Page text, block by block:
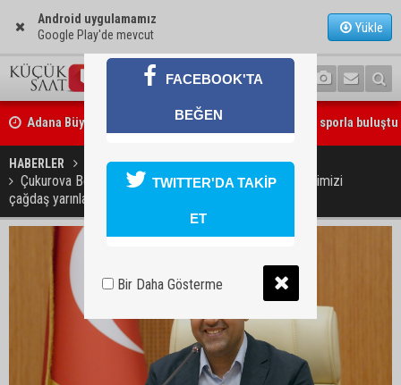
Android uygulamamız
Google Play'de mevcut
Yükle
Adana Büyükşehir Yaz Spor Okulları’nda 30 bin çocuk sporla buluştu
Beşiktaş dosyasında iki tahliye: Özcan Zenger ve Utku Caner
bırakıldı
HABERLER GÜNDEM
Çukurova Belediye Başkanı Emrah Kozay ''Cumhuriyetimizi
çağdaş yarınlara gençlerimiz taşıyacak''
FACEBOOK'TA
BEĞEN
TWITTER'DA TAKİP
ET
Bir Daha Gösterme